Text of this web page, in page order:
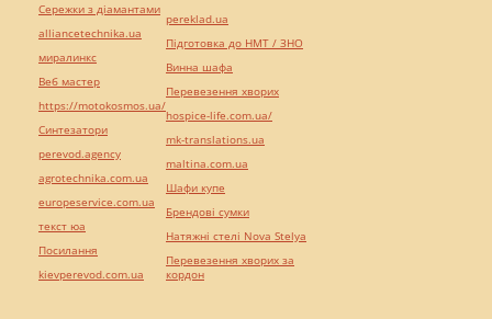
Сережки з діамантами
alliancetechnika.ua
миралинкс
Веб мастер
https://motokosmos.ua/
Синтезатори
perevod.agency
agrotechnika.com.ua
europeservice.com.ua
текст юа
Посилання
kievperevod.com.ua
pereklad.ua
Підготовка до НМТ / ЗНО
Винна шафа
Перевезення хворих
hospice-life.com.ua/
mk-translations.ua
maltina.com.ua
Шафи купе
Брендові сумки
Натяжні стелі Nova Stelya
Перевезення хворих за
кордон